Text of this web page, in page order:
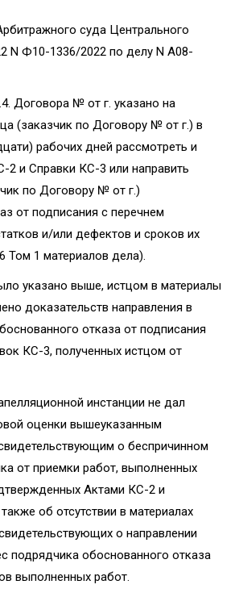
суда Центрального
N Ф10-1336/2022 по делу N А08-
Договора № от г. указано на
(заказчик по Договору № от г.) в
рабочих дней рассмотреть и
2 и Справки КС-3 или направить
по Договору № от г.)
от подписания с перечнем
и/или дефектов и сроков их
Том 1 материалов дела).
указано выше, истцом в материалы
доказательств направления в
отказа от подписания
КС-3, полученных истцом от
инстанции не дал
оценки вышеуказанным
о беспричинном
от приемки работ, выполненных
Актами КС-2 и
об отсутствии в материалах
о направлении
подрядчика обоснованного отказа
выполненных работ.